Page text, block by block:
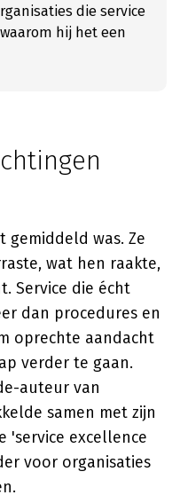
die service
hij het een
was. Ze
wat hen raakte,
Service die écht
dan procedures en
oprechte aandacht
verder te gaan.
auteur van
samen met zijn
'service excellence
voor organisaties